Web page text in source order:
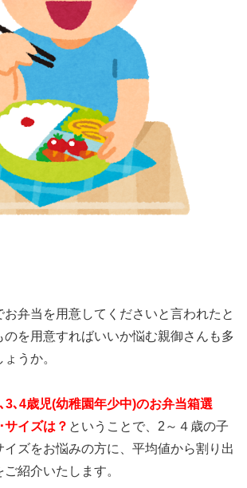
弁当を用意してくださいと言われたと
のを用意すればいいか悩む親御さんも多
うか。
3､4歳児(幼稚園年少中)のお弁当箱選
サイズは？ ということで、 2～４ 歳の子
ズをお悩みの方に、平均値から割り出
紹介いたします。